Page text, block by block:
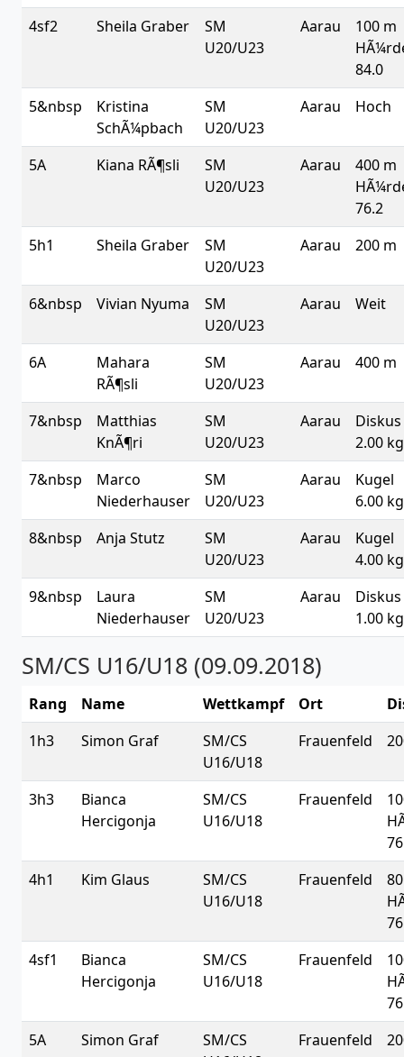
4sf2
Sheila Graber
SM
U20/U23
Aarau
100 m
84.0
5&nbsp
Kristina
SchÃ¼pbach
SM
U20/U23
Aarau Hoch
5A Kiana RÃ¶sli
SM
U20/U23
Aarau
400 m
76.2
5h1
Sheila Graber
SM
U20/U23
Aarau 200 m
6&nbsp Vivian Nyuma
SM
U20/U23
Aarau Weit
6A
Mahara
RÃ¶sli
SM
U20/U23
Aarau 400 m
7&nbsp
Matthias
KnÃ¶ri
SM
U20/U23
Aarau
Diskus
2.00 kg
7&nbsp
Marco
Niederhauser
SM
U20/U23
Aarau
Kugel
6.00 kg
8&nbsp
Anja Stutz
SM
U20/U23
Aarau
Kugel
4.00 kg
9&nbsp
Laura
Niederhauser
SM
U20/U23
Aarau
Diskus
1.00 kg
SM/CS U16/U18 (09.09.2018)
Rang Name Wettkampf Ort
1h3
Simon Graf
SM/CS
U16/U18
Frauenfeld
3h3
Bianca
Hercigonja
SM/CS
U16/U18
Frauenfeld
4h1
Kim Glaus
SM/CS
U16/U18
Frauenfeld
4sf1
Bianca
Hercigonja
SM/CS
U16/U18
Frauenfeld
5A
Simon Graf
SM/CS
Frauenfeld